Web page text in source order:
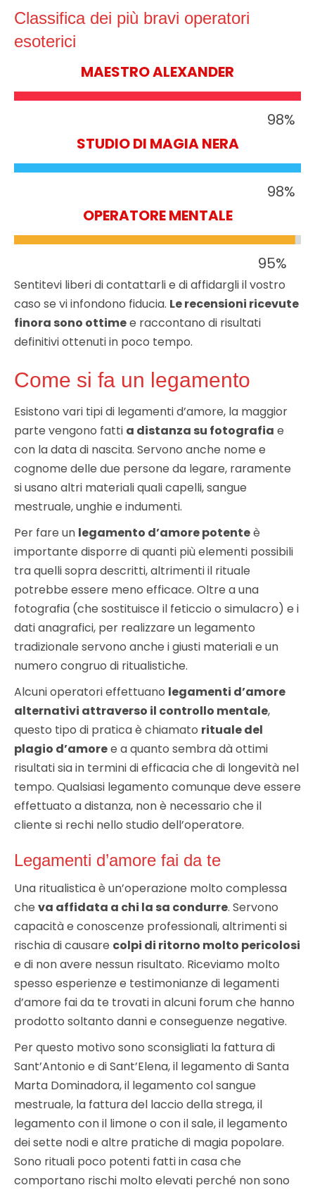
Classifica dei più bravi operatori
esoterici
MAESTRO ALEXANDER
98%
STUDIO DI MAGIA NERA
98%
OPERATORE MENTALE
95%
Sentitevi liberi di contattarli e di affidargli il vostro
caso se vi infondono fiducia. Le recensioni ricevute
finora sono ottimee raccontano di risultati
definitivi ottenuti in poco tempo.
Come si fa un legamento
Esistono vari tipi di legamenti d’amore, la maggior
parte vengono fatti a distanza su fotografia e
con la data di nascita. Servono anche nome e
cognome delle due persone da legare, raramente
si usano altri materiali quali capelli, sangue
mestruale, unghie e indumenti.
Per fare un legamento d’amore potenteè
importante disporre di quanti più elementi possibili
tra quelli sopra descritti, altrimenti il rituale
potrebbe essere meno efficace. Oltre a una
fotografia (che sostituisce il feticcio o simulacro) e i
dati anagrafici, per realizzare un legamento
tradizionale servono anche i giusti materiali e un
numero congruo di ritualistiche.
Alcuni operatori effettuano legamenti d’amore
alternativi attraverso il controllo mentale,
questo tipo di pratica è chiamato rituale del
plagio d’amoree a quanto sembra dà ottimi
risultati sia in termini di efficacia che di longevità nel
tempo. Qualsiasi legamento comunque deve essere
effettuato a distanza, non è necessario che il
cliente si rechi nello studio dell’operatore.
Legamenti d’amore fai da te
Una ritualistica è un’operazione molto complessa
che va affidata a chi la sa condurre. Servono
capacità e conoscenze professionali, altrimenti si
rischia di causare colpi di ritorno molto pericolosi
e di non avere nessun risultato. Riceviamo molto
spesso esperienze e testimonianze di legamenti
d’amore fai da te trovati in alcuni forum che hanno
prodotto soltanto danni e conseguenze negative.
Per questo motivo sono sconsigliati la fattura di
Sant’Antonio e di Sant’Elena, il legamento di Santa
Marta Dominadora, il legamento col sangue
mestruale, la fattura del laccio della strega, il
legamento con il limone o con il sale, il legamento
dei sette nodi e altre pratiche di magia popolare.
Sono rituali poco potenti fatti in casa che
comportano rischi molto elevati perché non sono